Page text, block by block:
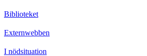
Biblioteket
Externwebben
I nödsituation